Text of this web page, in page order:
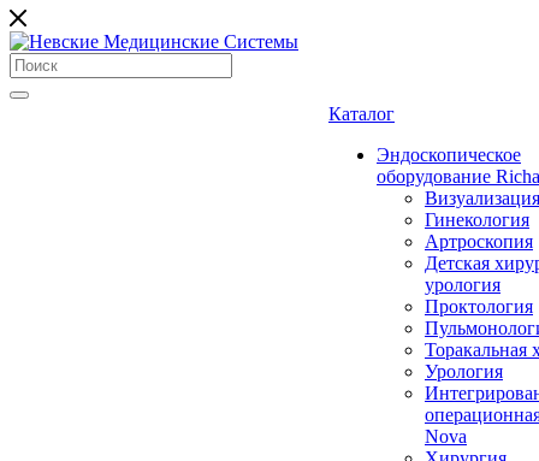
Каталог
Эндоскопическое
оборудование
Визуализация
Гинекология
Артроскопия
Детская
урология
Проктология
Торакальная
Урология
Nova